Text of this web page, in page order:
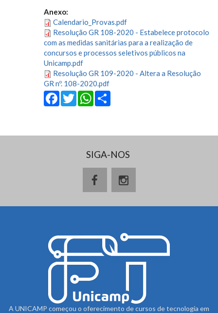
Anexo:
Calendario_Provas.pdf
Resolução GR 108-2020 - Estabelece protocolo
com as medidas sanitárias para a realização de
concursos e processos seletivos públicos na
Unicamp.pdf
Resolução GR 109-2020 - Altera a Resolução
GR nº. 108-2020.pdf
Facebook
Twitter
WhatsApp
SIGA-NOS
A UNICAMP começou o oferecimento de cursos de tecnologia em